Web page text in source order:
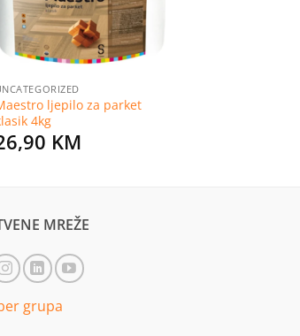
ljepilo za parket
4kg
KM
MREŽE
grupa